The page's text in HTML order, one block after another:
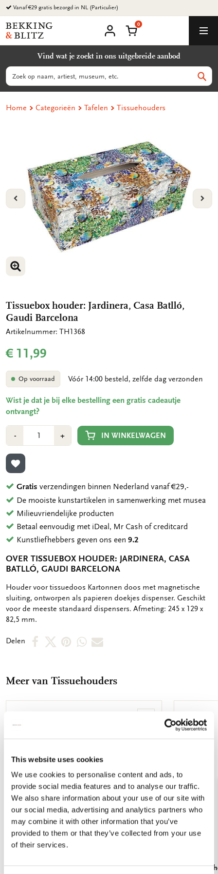
This website uses cookies
We use cookies to personalise content and ads, to
provide social media features and to analyse our traffic.
We also share information about your use of our site with
our social media, advertising and analytics partners who
may combine it with other information that you’ve
provided to them or that they’ve collected from your use
of their services.
Ga
naar
content
Vanaf €29 gratis bezorgd in NL (Particulier)
Bekking
&
B.V.
account
Winkelmand
0
Vind wat je zoekt in ons uitgebreide aanbod
Zoeken
Home Categorieën Tafelen Tissuehouders
VORIGE
VERGROOT AFBEELDING
VERGROOT AFBEELDING
Tissuebox houder: Jardinera, Casa Batlló,
Gaudi Barcelona
Artikelnummer: TH1368
€ 11,99
Op voorraad Vóór 14:00 besteld, zelfde dag verzonden
Wist je dat je bij elke bestelling een gratis cadeautje
ontvangt?
-Min
1
+Plus
1
IN WINKELWAGEN
TOEVOEGEN AAN VERLANGLIJST
Gratis verzendingen binnen Nederland vanaf €29,-
De mooiste kunstartikelen in samenwerking met musea
Milieuvriendelijke producten
Betaal eenvoudig met iDeal, Mr Cash of creditcard
Kunstliefhebbers geven ons een9.2
OVER TISSUEBOX HOUDER: JARDINERA, CASA
BATLLÓ, GAUDI BARCELONA
OMSCHRIJVING
Houder voor tissuedoos Kartonnen doos met magnetische
sluiting, ontworpen als papieren doekjes dispenser. Geschikt
voor de meeste standaard dispensers. Afmeting: 245 x 129 x
82,5 mm.
Delen
DeelDeelDeelDeelDeel
mail
Meer van Tissuehouders
Toevoegen
Tissuebox